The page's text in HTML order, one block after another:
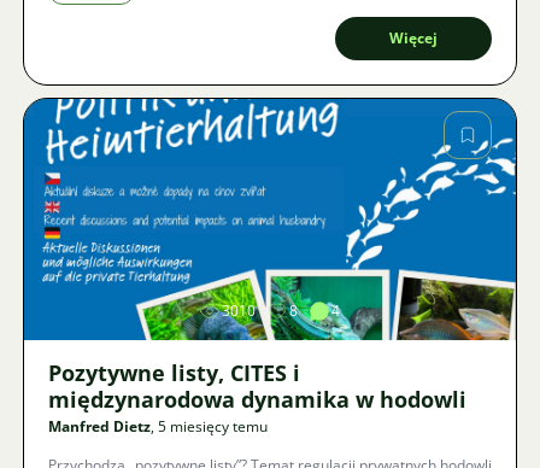
Więcej
Zdjęcie
3010 8 4
Pozytywne listy, CITES i
międzynarodowa dynamika w hodowli
Manfred Dietz, 5 miesięcy temu